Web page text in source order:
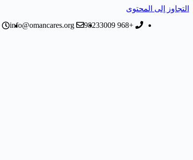
التجاوز إلى المحتوى
+968 98233009
info@omancares.org